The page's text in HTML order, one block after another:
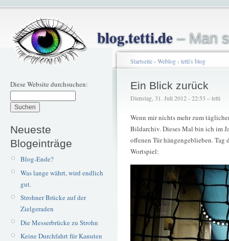
blog.tetti.de– Man
Diese Website durchsuchen:
Neueste
Blogeinträge
Blog-Ende?
Was lange währt, wird endlich
gut.
Strohner Brücke auf der
Zielgeraden
Die Messerbrücke zu Strohn
Keine Durchfahrt für Kanuten
Startseite› Weblog› tetti's blog
Ein Blick zurück
Dienstag, 31. Juli 2012 - 22:53 – tetti
Wenn mir nichts mehr zum
Bildarchiv. Dieses Mal bin ich im
offenen Tür hängengeblieben. Tag
Wortspiel: